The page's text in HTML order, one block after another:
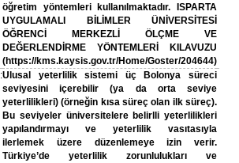
öğretim yöntemleri kullanılmaktadır. ISPARTA
UYGULAMALI BİLİMLER ÜNİVERSİTESİ
ÖĞRENCİ MERKEZLİ ÖLÇME VE
DEĞERLENDİRME YÖNTEMLERİ KILAVUZU
(https://kms.kaysis.gov.tr/Home/Goster/204644)
:Ulusal yeterlilik sistemi üç Bolonya süreci
seviyesini içerebilir (ya da orta seviye
yeterlilikleri) (örneğin kısa süreç olan ilk süreç).
Bu seviyeler üniversitelere belirlli yeterlilikleri
yapılandırmayı ve yeterlilik vasıtasıyla
ilerlemek üzere düzenlemeye izin verir.
Türkiye’de yeterlilik zorunlulukları ve